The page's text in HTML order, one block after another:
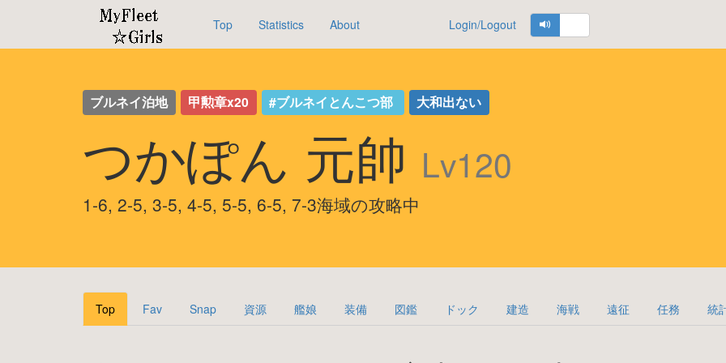
Top Statistics About Login/Logout
ブルネイ泊地 甲勲章x20 #ブルネイとんこつ部 大和出ない
つかぽん 元帥 Lv120
1-6, 2-5, 3-5, 4-5, 5-5, 6-5, 7-3海域の攻略中
Top Fav Snap 資源 艦娘 装備 図鑑 ドック 建造 海戦 遠征 任務 統